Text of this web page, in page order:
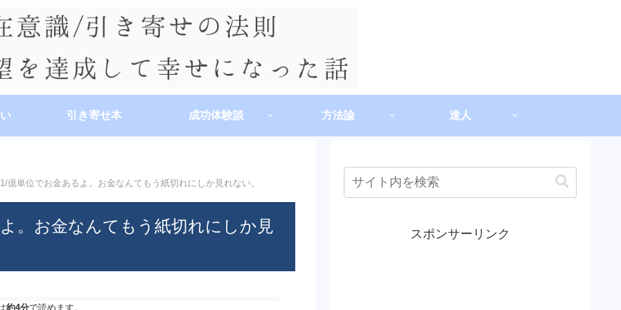
引き寄せ本 成功体験談 方法論 達人
億単位でお金あるよ。お金なんてもう紙切れにしか見れない。
。お金なんてもう紙切れにしか見
約4分で読めます。
スポンサーリンク